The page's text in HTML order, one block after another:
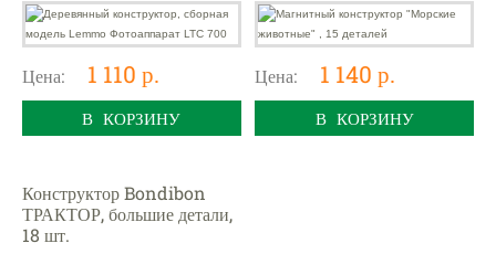
Цена: 1 110 р.
В КОРЗИНУ
Цена: 1 140 р.
В КОРЗИНУ
Конструктор Bondibon
ТРАКТОР, большие детали,
18 шт.